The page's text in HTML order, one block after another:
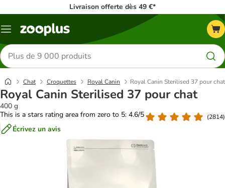
Livraison offerte dès 49 €*
Menu
Rechercher
des
produits
Chat Croquettes Royal Canin Royal Canin Sterilised 37 pour chat
Royal Canin Sterilised 37 pour chat
400 g
This is a stars rating area from zero to 5: 4.6/5
(2814)
Écrivez un avis